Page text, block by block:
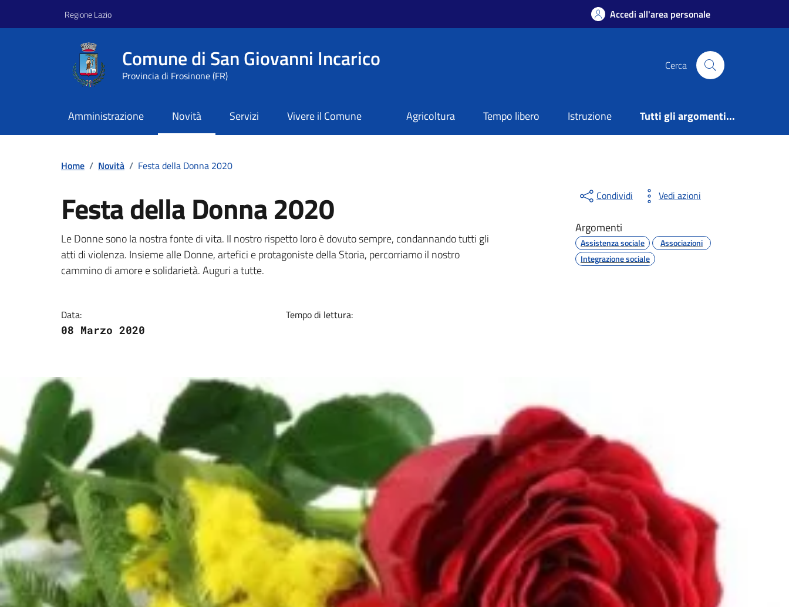
Regione Lazio Accedi all'area personale
Comune di San Giovanni Incarico
Provincia di Frosinone (FR)
Cerca
Amministrazione Novità Servizi Vivere il Comune Agricoltura Tempo libero Istruzione Tutti gli argomenti...
Home / Novità / Festa della Donna 2020
Festa della Donna 2020
Dettagli della notizia
Le Donne sono la nostra fonte di vita. Il nostro rispetto loro è dovuto sempre, condannando tutti gli
atti di violenza. Insieme alle Donne, artefici e protagoniste della Storia, percorriamo il nostro
cammino di amore e solidarietà. Auguri a tutte.
Data:
08 Marzo 2020
Tempo di lettura:
Condividi Vedi azioni
Argomenti
Assistenza sociale
Associazioni
Integrazione sociale